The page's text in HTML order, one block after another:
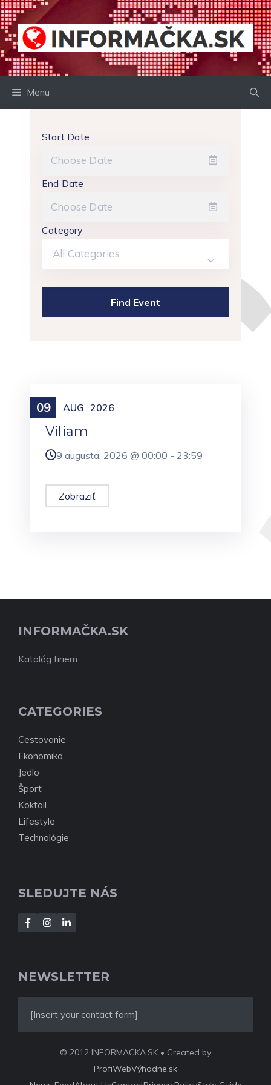
Preskočiť
na
obsah
Menu
Start Date
End Date
Category
All Categories
09 AUG 2026
Meniny
Viliam
9 augusta, 2026 @ 00:00 - 23:59
Zobraziť
INFORMAČKA.SK
Katalóg firiem
CATEGORIES
Cestovanie
Ekonomika
Jedlo
Šport
Koktail
Lifestyle
Technológie
SLEDUJTE NÁS
NEWSLETTER
[Insert your contact form]
© 2012 INFORMACKA.SK • Created by
ProfiWebVýhodne.sk